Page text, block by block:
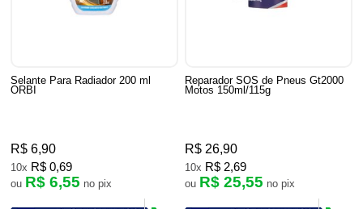
Selante Para Radiador 200 ml
ORBI
R$ 6,90
10x R$ 0,69
ou R$ 6,55 no pix
Reparador SOS de Pneus Gt2000
Motos 150ml/115g
R$ 26,90
10x R$ 2,69
ou R$ 25,55 no pix